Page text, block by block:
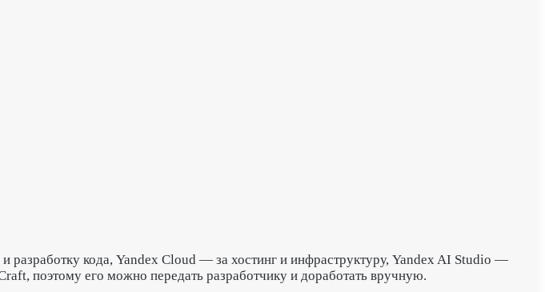
разработку кода, Yandex Cloud — за хостинг и инфраструктуру, Yandex AI Studio —
поэтому его можно передать разработчику и доработать вручную.